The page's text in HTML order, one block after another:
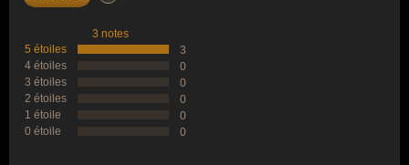
3 notes
5 étoiles
3
4 étoiles
0
3 étoiles
0
2 étoiles
0
1 étoile
0
0 étoile
0